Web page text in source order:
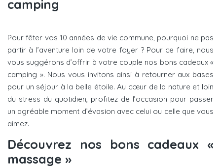
camping
Pour fêter vos 10 années de vie commune, pourquoi ne pas
partir à l’aventure loin de votre foyer ? Pour ce faire, nous
vous suggérons d’offrir à votre couple nos bons cadeaux «
camping ». Nous vous invitons ainsi à retourner aux bases
pour un séjour à la belle étoile. Au cœur de la nature et loin
du stress du quotidien, profitez de l’occasion pour passer
un agréable moment d’évasion avec celui ou celle que vous
aimez.
Découvrez nos bons cadeaux «
massage »